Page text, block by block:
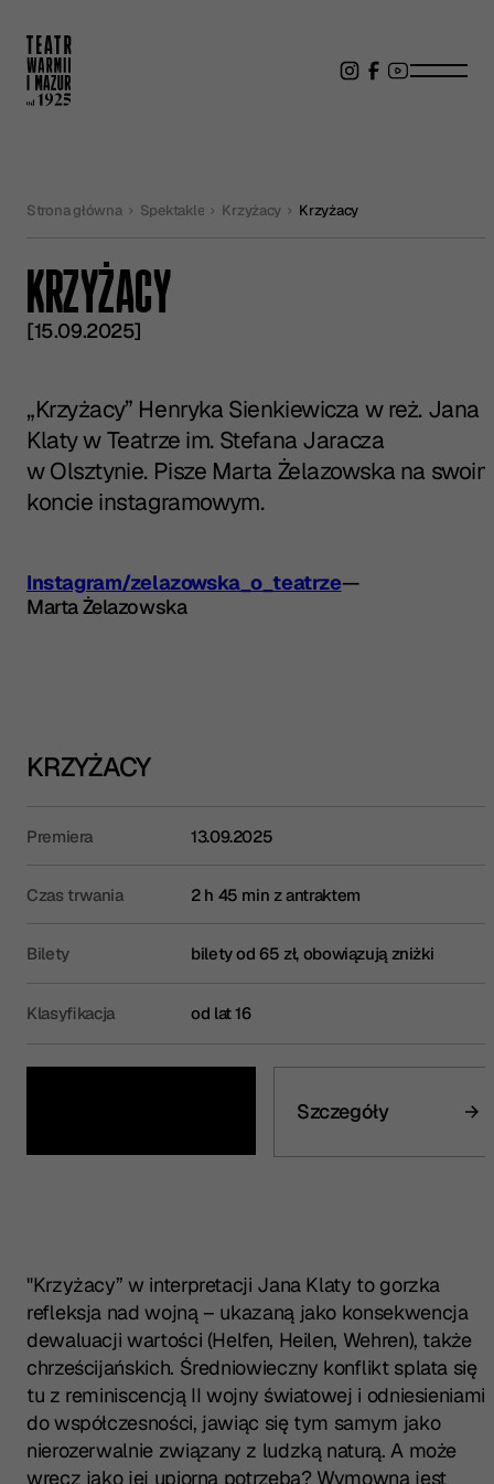
Strona główna Spektakle Krzyżacy Krzyżacy
KRZYŻACY
[15.09.2025]
„Krzyżacy” Henryka Sienkiewicza w reż. Jana
Klaty w Teatrze im. Stefana Jaracza
w Olsztynie. Pisze Marta Żelazowska na
koncie instagramowym.
Instagram/zelazowska_o_teatrze—
Marta Żelazowska
"Krzyżacy” w interpretacji Jana Klaty to gorzka
refleksja nad wojną – ukazaną jako konsekwencja
dewaluacji wartości (Helfen, Heilen, Wehren), także
chrześcijańskich. Średniowieczny konflikt splata się
tu z reminiscencją II wojny światowej i odniesieniami
do współczesności, jawiąc się tym samym jako
nierozerwalnie związany z ludzką naturą. A może
wręcz jako jej upiorna potrzeba? Wymowna jest
KRZYŻACY
Premiera 13.09.2025
Czas trwania 2 h 45 min z antraktem
Bilety bilety od 65 zł, obowiązują zniżki
Klasyfikacja od lat 16
Szczegóły